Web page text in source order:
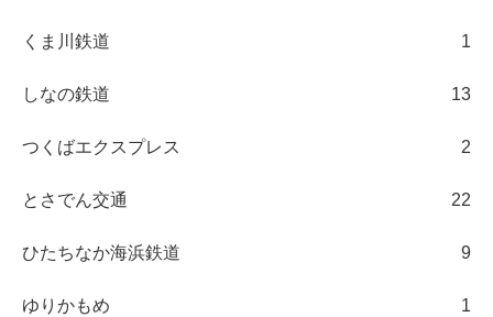
くま川鉄道 1
しなの鉄道 13
つくばエクスプレス 2
とさでん交通 22
ひたちなか海浜鉄道 9
ゆりかもめ 1